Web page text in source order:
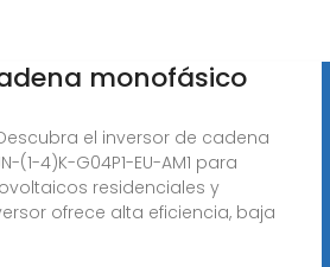
monofásico
el inversor de cadena
(1-4)K-G04P1-EU-AM1 para
residenciales y
ofrece alta eficiencia, baja